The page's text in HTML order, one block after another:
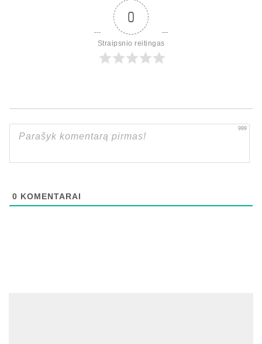
0
Straipsnio reitingas
999
0 KOMENTARAI